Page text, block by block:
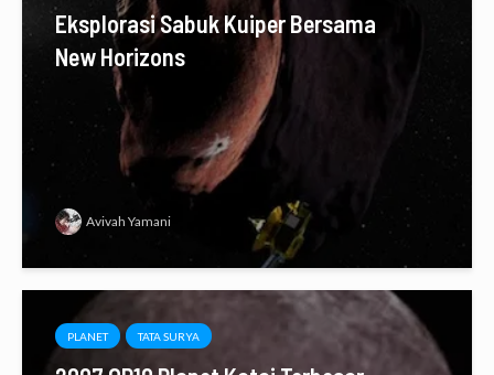
Eksplorasi Sabuk Kuiper Bersama
New Horizons
Avivah Yamani
PLANET TATA SURYA